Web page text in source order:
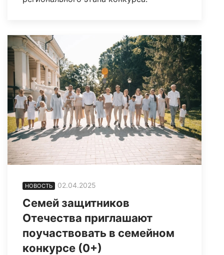
НОВОСТЬ 02.04.2025
Семей защитников
Отечества приглашают
поучаствовать в семейном
конкурсе (0+)